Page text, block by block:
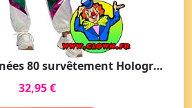
Déguisement années 80 survêtement Holographique femme
32,95 €